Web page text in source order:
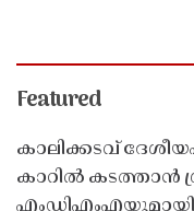
Featured
കാലിക്കടവ്
കാറിൽ കടത്താൻ